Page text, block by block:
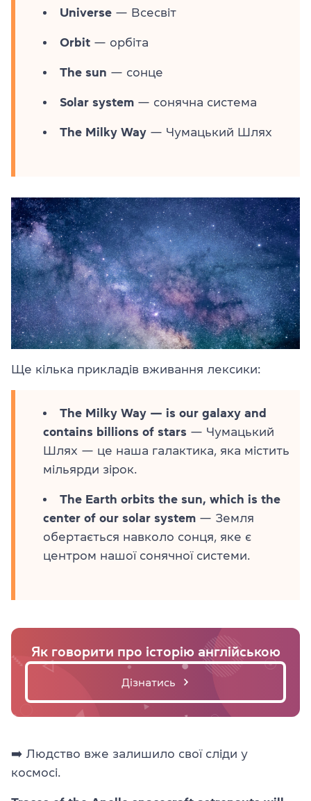
Universe — Всесвіт
Orbit — орбіта
The sun — сонце
Solar system — сонячна система
The Milky Way — Чумацький Шлях
Ще кілька прикладів вживання лексики:
The Milky Way — is our galaxy and
contains billions of stars — Чумацький
Шлях — це наша галактика, яка містить
мільярди зірок.
The Earth orbits the sun, which is the
center of our solar system — Земля
обертається навколо сонця, яке є
центром нашої сонячної системи.
Як говорити про історію англійською
Дізнатись
➡️ Людство вже залишило свої сліди у
космосі.